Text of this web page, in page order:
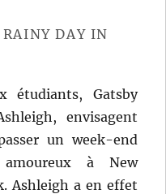
DAY IN
étudiants, Gatsby
envisagent
un week-end
à New
Ashleigh a en effet